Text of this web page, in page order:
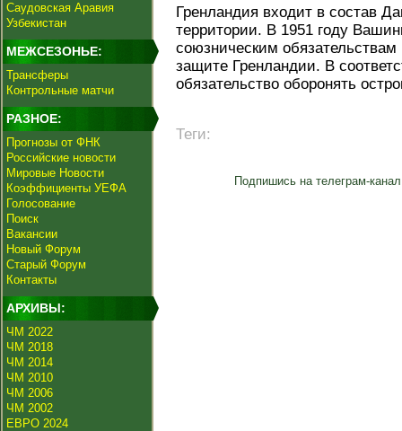
Саудовская Аравия
Узбекистан
МЕЖСЕЗОНЬЕ:
Трансферы
Контрольные матчи
РАЗНОЕ:
Прогнозы от ФНК
Российские новости
Мировые Новости
Коэффициенты УЕФА
Голосование
Поиск
Вакансии
Новый Форум
Старый Форум
Контакты
АРХИВЫ:
ЧМ 2022
ЧМ 2018
ЧМ 2014
ЧМ 2010
ЧМ 2006
ЧМ 2002
ЕВРО 2024
Гренландия входит в состав
территории. В 1951 году
союзническим
защите Гренландии. В
обязательство оборонять
Теги:
Подпишись на телеграм-